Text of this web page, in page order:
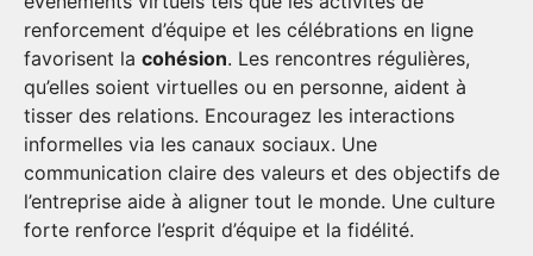
renforcement d’équipe et les célébrations en ligne
favorisent la cohésion. Les rencontres régulières,
qu’elles soient virtuelles ou en personne, aident à
tisser des relations. Encouragez les interactions
informelles via les canaux sociaux. Une
communication claire des valeurs et des objectifs de
l’entreprise aide à aligner tout le monde. Une culture
forte renforce l’esprit d’équipe et la fidélité.